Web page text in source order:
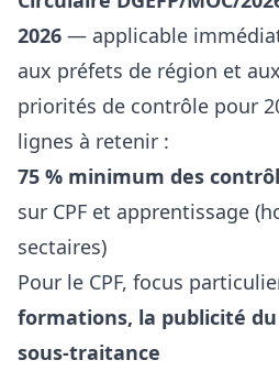
2026 — applicable
aux préfets de région et
priorités de contrôle pour
lignes à retenir :
75 % minimum des
sur CPF et apprentissage
sectaires)
Pour le CPF, focus
formations, la publicité
sous-traitance